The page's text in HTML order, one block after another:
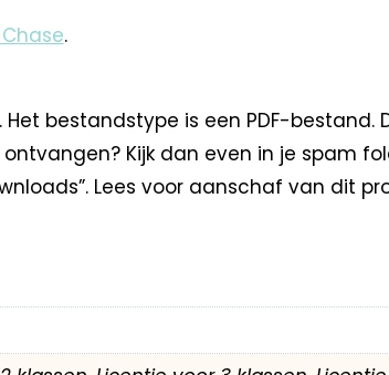
.
bestandstype is een PDF-
Kijk dan even in je spam
Lees voor aanschaf van dit